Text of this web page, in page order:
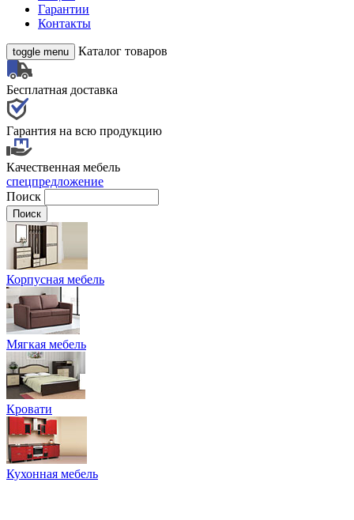
Гарантии
Контакты
toggle menu Каталог товаров
Бесплатная доставка
Гарантия на всю продукцию
Качественная мебель
спецпредложение
Поиск
Корпусная мебель
Мягкая мебель
Кровати
Кухонная мебель